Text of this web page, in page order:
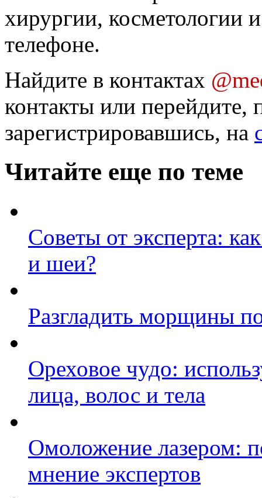
хирургии, косметологии
телефоне.
Найдите в контактах
контакты или перейдите,
зарегистрировавшись, на
Читайте еще по теме
Советы от эксперта:
и шеи?
Разгладить морщины
Ореховое чудо:
лица, волос и тела
Омоложение лазером:
мнение экспертов